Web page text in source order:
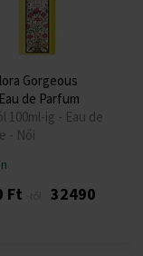
Gorgeous
de Parfum
100ml-ig - Eau de
- Női
Ft
32490